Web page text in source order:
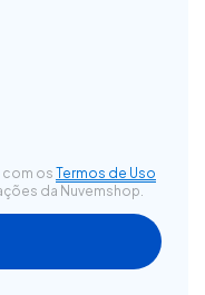
com os Termos de Uso
da Nuvemshop.